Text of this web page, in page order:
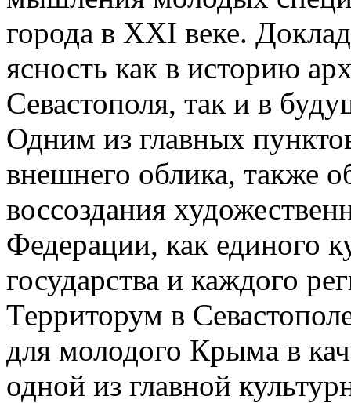
города в XXI веке.
ясность как в историю
Севастополя, так и в
Одним из главных
внешнего облика, также
воссоздания
Федерации, как единого
государства и каждого
Территорум в
для молодого Крыма в
одной из главной